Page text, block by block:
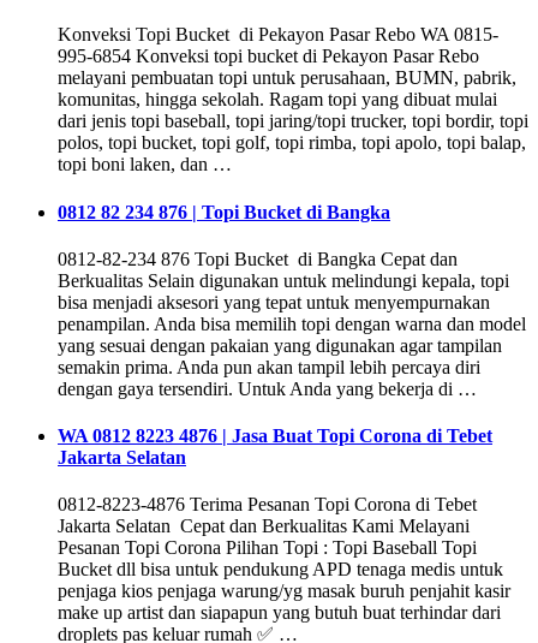
Konveksi Topi Bucket di Pekayon Pasar Rebo WA 0815-
995-6854 Konveksi topi bucket di Pekayon Pasar Rebo
melayani pembuatan topi untuk perusahaan, BUMN, pabrik,
komunitas, hingga sekolah. Ragam topi yang dibuat mulai
dari jenis topi baseball, topi jaring/topi trucker, topi bordir, topi
polos, topi bucket, topi golf, topi rimba, topi apolo, topi balap,
topi boni laken, dan …
0812 82 234 876 | Topi Bucket di Bangka
0812-82-234 876 Topi Bucket di Bangka Cepat dan
Berkualitas Selain digunakan untuk melindungi kepala, topi
bisa menjadi aksesori yang tepat untuk menyempurnakan
penampilan. Anda bisa memilih topi dengan warna dan model
yang sesuai dengan pakaian yang digunakan agar tampilan
semakin prima. Anda pun akan tampil lebih percaya diri
dengan gaya tersendiri. Untuk Anda yang bekerja di …
WA 0812 8223 4876 | Jasa Buat Topi Corona di Tebet
Jakarta Selatan
0812-8223-4876 Terima Pesanan Topi Corona di Tebet
Jakarta Selatan Cepat dan Berkualitas Kami Melayani
Pesanan Topi Corona Pilihan Topi : Topi Baseball Topi
Bucket dll bisa untuk pendukung APD tenaga medis untuk
penjaga kios penjaga warung/yg masak buruh penjahit kasir
make up artist dan siapapun yang butuh buat terhindar dari
droplets pas keluar rumah ✅ …